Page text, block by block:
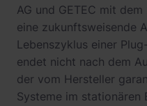
AG und GETEC mit
eine zukunftsweisende
Lebenszyklus einer
endet nicht nach dem
der vom Hersteller
Systeme im stationären